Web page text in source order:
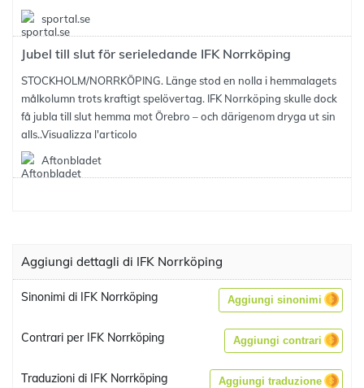
sportal.se
Jubel till slut för serieledande IFK Norrköping
STOCKHOLM/NORRKÖPING. Länge stod en nolla i hemmalagets
målkolumn trots kraftigt spelövertag. IFK Norrköping skulle dock
få jubla till slut hemma mot Örebro – och därigenom dryga ut sin
alls..Visualizza l'articolo
Aftonbladet
Aggiungi dettagli di IFK Norrköping
Sinonimi di IFK Norrköping Aggiungi sinonimi
Contrari per IFK Norrköping Aggiungi contrari
Traduzioni di IFK Norrköping Aggiungi traduzione